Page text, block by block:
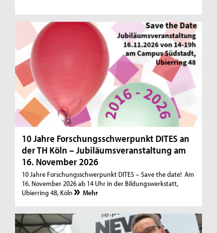
10 Jahre Forschungsschwerpunkt DITES an
der TH Köln – Jubiläumsveranstaltung am
16. November 2026
10 Jahre Forschungsschwerpunkt DITES – Save the date! Am
16. November 2026 ab 14 Uhr in der Bildungswerkstatt,
Ubierring 48, Köln
Mehr